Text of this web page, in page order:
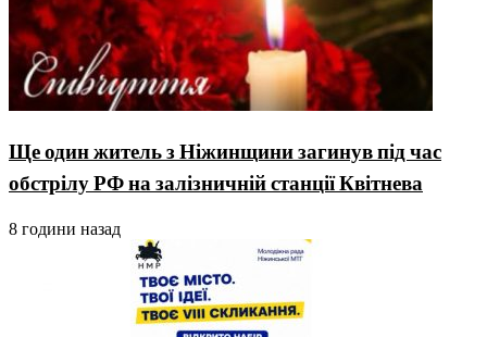
Ще один житель з Ніжинщини загинув під час
обстрілу РФ на залізничній станції Квітнева
8 години назад